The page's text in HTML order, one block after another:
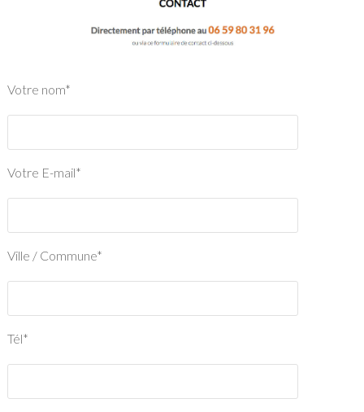
Votre nom*
Votre E-mail*
Ville / Commune*
Tél*